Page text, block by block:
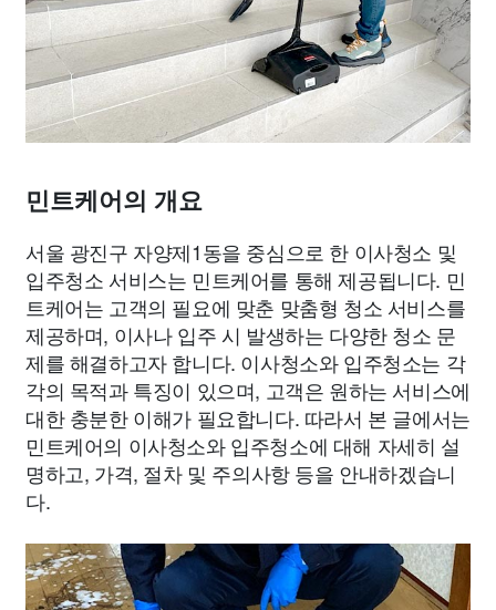
민트케어의 개요
서울 광진구 자양제1동을 중심으로 한 이사청소 및
입주청소 서비스는 민트케어를 통해 제공됩니다. 민
트케어는 고객의 필요에 맞춘 맞춤형 청소 서비스를
제공하며, 이사나 입주 시 발생하는 다양한 청소 문
제를 해결하고자 합니다. 이사청소와 입주청소는 각
각의 목적과 특징이 있으며, 고객은 원하는 서비스에
대한 충분한 이해가 필요합니다. 따라서 본 글에서는
민트케어의 이사청소와 입주청소에 대해 자세히 설
명하고, 가격, 절차 및 주의사항 등을 안내하겠습니
다.